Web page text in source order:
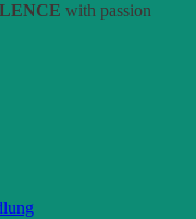
with passion